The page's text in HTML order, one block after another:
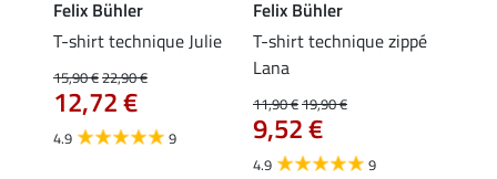
Felix Bühler
T-shirt technique Julie
15,90 €22,90 €
12,72 €
4.9 9
Felix Bühler
T-shirt technique zippé
Lana
11,90 €19,90 €
9,52 €
4.9 9